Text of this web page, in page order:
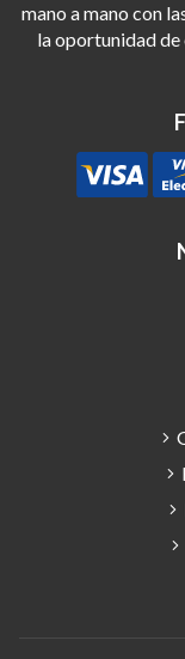
mano a mano con
la oportunidad